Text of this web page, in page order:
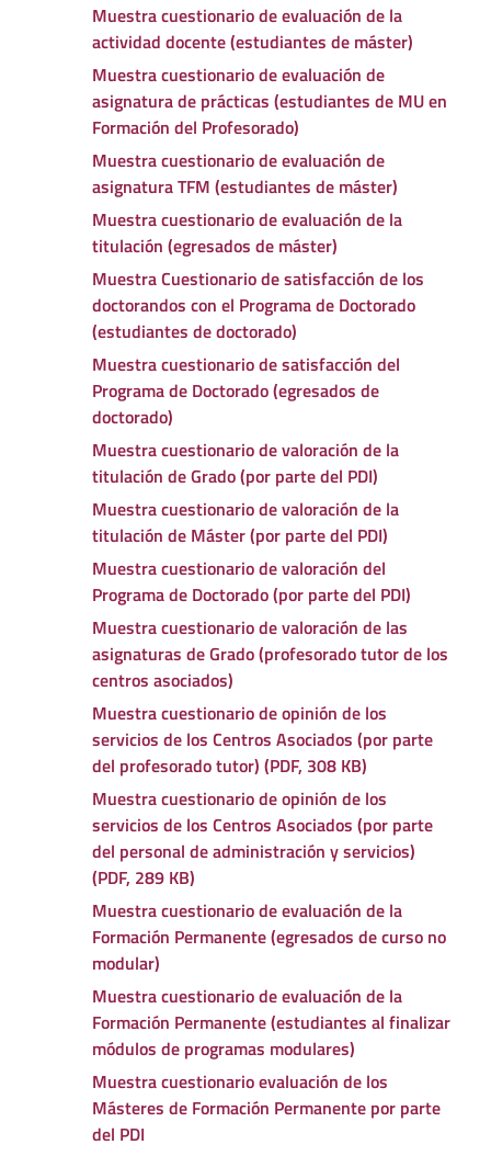
Muestra cuestionario de evaluación de la
actividad docente (estudiantes de máster)
Muestra cuestionario de evaluación de
asignatura de prácticas (estudiantes de MU en
Formación del Profesorado)
Muestra cuestionario de evaluación de
asignatura TFM (estudiantes de máster)
Muestra cuestionario de evaluación de la
titulación (egresados de máster)
Muestra Cuestionario de satisfacción de los
doctorandos con el Programa de Doctorado
(estudiantes de doctorado)
Muestra cuestionario de satisfacción del
Programa de Doctorado (egresados de
doctorado)
Muestra cuestionario de valoración de la
titulación de Grado (por parte del PDI)
Muestra cuestionario de valoración de la
titulación de Máster (por parte del PDI)
Muestra cuestionario de valoración del
Programa de Doctorado (por parte del PDI)
Muestra cuestionario de valoración de las
asignaturas de Grado (profesorado tutor de los
centros asociados)
Muestra cuestionario de opinión de los
servicios de los Centros Asociados (por parte
del profesorado tutor) (PDF, 308 KB)
Muestra cuestionario de opinión de los
servicios de los Centros Asociados (por parte
del personal de administración y servicios)
(PDF, 289 KB)
Muestra cuestionario de evaluación de la
Formación Permanente (egresados de curso no
modular)
Muestra cuestionario de evaluación de la
Formación Permanente (estudiantes al finalizar
módulos de programas modulares)
Muestra cuestionario evaluación de los
Másteres de Formación Permanente por parte
del PDI